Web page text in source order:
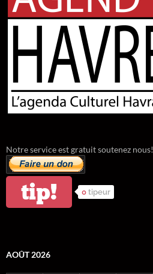
Notre service est gratuit soutenez nous!
tip! 0 tipeur
AOÛT 2026